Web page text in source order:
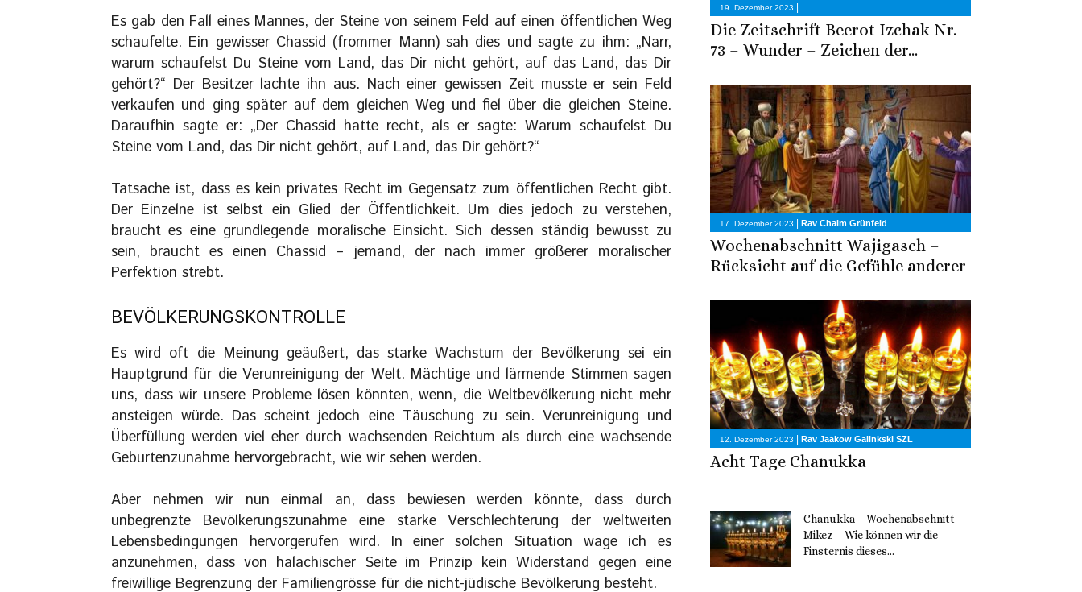
Es gab den Fall eines Mannes, der Steine von seinem Feld auf einen öffentlichen Weg
schaufelte. Ein gewisser Chassid (frommer Mann) sah dies und sagte zu ihm: „Narr,
warum schaufelst Du Steine vom Land, das Dir nicht gehört, auf das Land, das Dir
gehört?“ Der Besitzer lachte ihn aus. Nach einer gewissen Zeit musste er sein Feld
verkaufen und ging später auf dem gleichen Weg und fiel über die gleichen Steine.
Daraufhin sagte er: „Der Chassid hatte recht, als er sagte: Warum schaufelst Du
Steine vom Land, das Dir nicht gehört, auf Land, das Dir gehört?“
Tatsache ist, dass es kein privates Recht im Gegensatz zum öffentlichen Recht gibt.
Der Einzelne ist selbst ein Glied der Öffentlichkeit. Um dies jedoch zu verstehen,
braucht es eine grundlegende moralische Einsicht. Sich dessen ständig bewusst zu
sein, braucht es einen Chassid – jemand, der nach immer größerer moralischer
Perfektion strebt.
BEVÖLKERUNGSKONTROLLE
Es wird oft die Meinung geäußert, das starke Wachstum der Bevölkerung sei ein
Hauptgrund für die Verunreinigung der Welt. Mächtige und lärmende Stimmen sagen
uns, dass wir unsere Probleme lösen könnten, wenn, die Weltbevölkerung nicht mehr
ansteigen würde. Das scheint jedoch eine Täuschung zu sein. Verunreinigung und
Überfüllung werden viel eher durch wachsenden Reichtum als durch eine wachsende
Geburtenzunahme hervorgebracht, wie wir sehen werden.
Aber nehmen wir nun einmal an, dass bewiesen werden könnte, dass durch
unbegrenzte Bevölkerungszunahme eine starke Verschlechterung der weltweiten
Lebensbedingungen hervorgerufen wird. In einer solchen Situation wage ich es
anzunehmen, dass von halachischer Seite im Prinzip kein Widerstand gegen eine
freiwillige Begrenzung der Familiengrösse für die nicht-jüdische Bevölkerung besteht.
19. Dezember 2023 |
Die Zeitschrift Beerot Izchak Nr.
73 – Wunder – Zeichen der...
17. Dezember 2023 | Rav Chaim Grünfeld
Wochenabschnitt Wajigasch –
Rücksicht auf die Gefühle anderer
12. Dezember 2023 | Rav Jaakow Galinkski SZL
Acht Tage Chanukka
Chanukka – Wochenabschnitt
Mikez – Wie können wir die
Finsternis dieses...